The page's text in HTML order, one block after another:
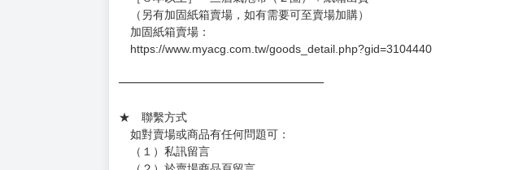
．已上市且非現貨商品：
－每週四～日下單者，於隔週五出貨
－每週一～三下單者，於隔週四出貨
★ 賣場出貨方式
［１～２本書］三層氣泡布（２圈）＋ＰＥ破壞袋（快遞袋）
［３～７本書］三層氣泡布（４～５圈）＋ＰＥ破壞袋（快遞袋）
［８本以上］ 三層氣泡布（２圈）＋紙箱出貨